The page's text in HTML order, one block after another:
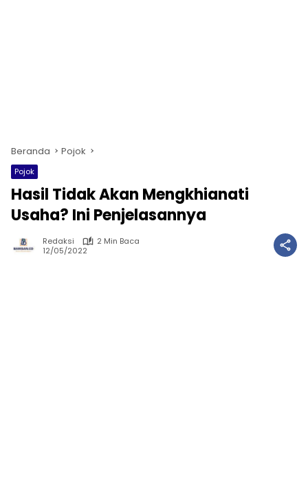
Beranda Pojok
Pojok
Hasil Tidak Akan Mengkhianati
Usaha? Ini Penjelasannya
Redaksi
2 Min Baca
12/05/2022